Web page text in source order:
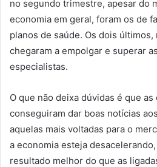
no segundo trimestre, apesar do
economia em geral, foram os de
planos de saúde. Os dois últimos,
chegaram a empolgar e superar
especialistas.
O que não deixa dúvidas é que
conseguiram dar boas notícias
aquelas mais voltadas para o
a economia esteja
resultado melhor do que as